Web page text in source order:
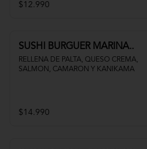
$12.990
SUSHI BURGUER MARINA..
RELLENA DE PALTA, QUESO CREMA,
SALMON, CAMARON Y KANIKAMA
$14.990